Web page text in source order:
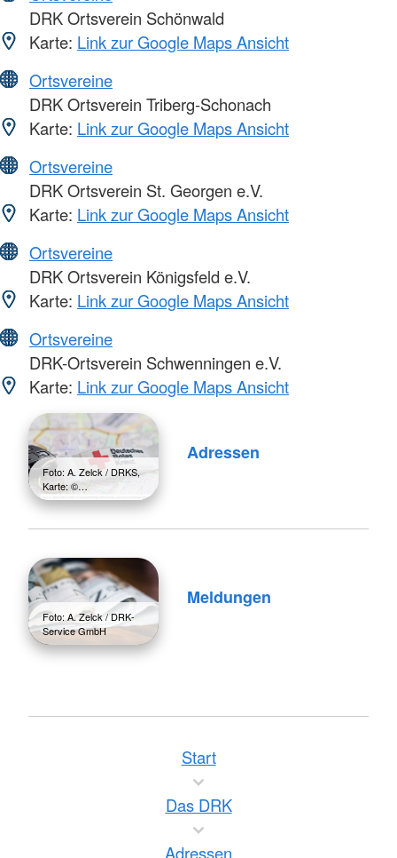
DRK Ortsverein Schönwald
Karte: Link zur Google Maps Ansicht
Ortsvereine
DRK Ortsverein Triberg-Schonach
Karte: Link zur Google Maps Ansicht
Ortsvereine
DRK Ortsverein St. Georgen e.V.
Karte: Link zur Google Maps Ansicht
Ortsvereine
DRK Ortsverein Königsfeld e.V.
Karte: Link zur Google Maps Ansicht
Ortsvereine
DRK-Ortsverein Schwenningen e.V.
Karte: Link zur Google Maps Ansicht
Foto: A. Zelck / DRKS,
Karte: ©…
Adressen
Foto: A. Zelck / DRK-
Service GmbH
Meldungen
Start
Das DRK
Adressen